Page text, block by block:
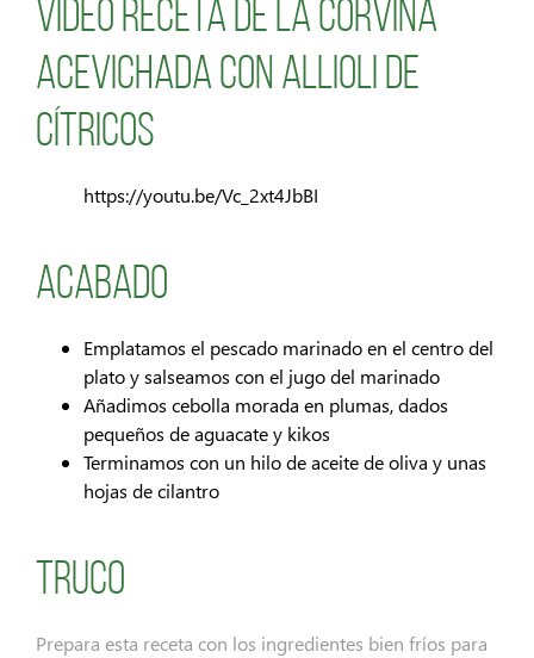
Video receta de la corvina
acevichada con allioli de
cítricos
https://youtu.be/Vc_2xt4JbBI
Acabado
Emplatamos el pescado marinado en el centro del
plato y salseamos con el jugo del marinado
Añadimos cebolla morada en plumas, dados
pequeños de aguacate y kikos
Terminamos con un hilo de aceite de oliva y unas
hojas de cilantro
Truco
Prepara esta receta con los ingredientes bien fríos para